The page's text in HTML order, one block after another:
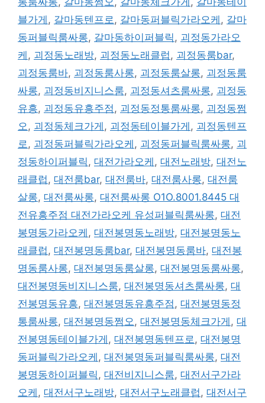
블가게 , 갈마동텐프로 , 갈마동퍼블릭가라오케 , 갈마
동퍼블릭룸싸롱, 갈마동하이퍼블릭 , 괴정동가라오
케 , 괴정동노래방, 괴정동노래클럽 , 괴정동룸bar,
괴정동룸바, 괴정동룸사롱, 괴정동룸살롱, 괴정동룸
싸롱, 괴정동비지니스룸, 괴정동셔츠룸싸롱, 괴정동
유흥, 괴정동유흥주점 , 괴정동정통룸싸롱, 괴정동쩜
오 , 괴정동체크가게 , 괴정동테이블가게 , 괴정동텐프
로 , 괴정동퍼블릭가라오케 , 괴정동퍼블릭룸싸롱, 괴
정동하이퍼블릭 , 대전가라오케 , 대전노래방, 대전노
래클럽 , 대전룸bar, 대전룸바, 대전룸사롱, 대전룸
살롱, 대전룸싸롱, 대전룸싸롱 O1O.8001.8445 대
전유흥주점 대전가라오케 유성퍼블릭룸싸롱, 대전
봉명동가라오케 , 대전봉명동노래방, 대전봉명동노
래클럽 , 대전봉명동룸bar, 대전봉명동룸바, 대전봉
명동룸사롱, 대전봉명동룸살롱, 대전봉명동룸싸롱,
대전봉명동비지니스룸, 대전봉명동셔츠룸싸롱, 대
전봉명동유흥, 대전봉명동유흥주점 , 대전봉명동정
통룸싸롱, 대전봉명동쩜오 , 대전봉명동체크가게 , 대
전봉명동테이블가게 , 대전봉명동텐프로 , 대전봉명
동퍼블릭가라오케 , 대전봉명동퍼블릭룸싸롱, 대전
봉명동하이퍼블릭 , 대전비지니스룸, 대전서구가라
오케 , 대전서구노래방, 대전서구노래클럽 , 대전서구